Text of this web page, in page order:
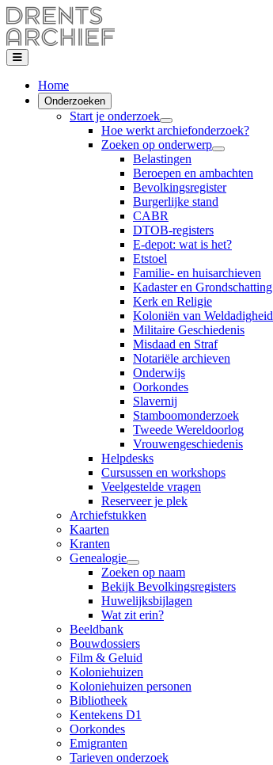
Home
Onderzoeken
Start je onderzoek
Hoe werkt archiefonderzoek?
Zoeken op onderwerp
Belastingen
Beroepen en ambachten
Bevolkingsregister
Burgerlijke stand
CABR
DTOB-registers
E-depot: wat is het?
Etstoel
Familie- en huisarchieven
Kadaster en Grondschatting
Kerk en Religie
Koloniën van Weldadigheid
Militaire Geschiedenis
Misdaad en Straf
Notariële archieven
Onderwijs
Oorkondes
Slavernij
Stamboomonderzoek
Tweede Wereldoorlog
Vrouwengeschiedenis
Helpdesks
Cursussen en workshops
Veelgestelde vragen
Reserveer je plek
Archiefstukken
Kaarten
Kranten
Genealogie
Zoeken op naam
Bekijk Bevolkingsregisters
Huwelijksbijlagen
Wat zit erin?
Beeldbank
Bouwdossiers
Film & Geluid
Koloniehuizen
Koloniehuizen personen
Bibliotheek
Kentekens D1
Oorkondes
Emigranten
Tarieven onderzoek